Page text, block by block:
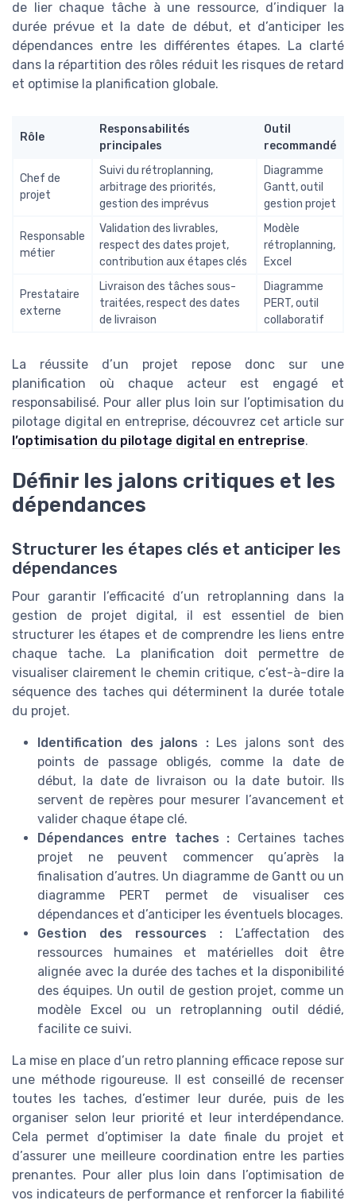
de lier chaque tâche à une ressource, d’indiquer la
durée prévue et la date de début, et d’anticiper les
dépendances entre les différentes étapes. La clarté
dans la répartition des rôles réduit les risques de retard
et optimise la planification globale.
Rôle
Responsabilités
principales
Outil
recommandé
Chef de
projet
Suivi du rétroplanning,
arbitrage des priorités,
gestion des imprévus
Diagramme
Gantt, outil
gestion projet
Responsable
métier
Validation des livrables,
respect des dates projet,
contribution aux étapes clés
Modèle
rétroplanning,
Excel
Prestataire
externe
Livraison des tâches sous-
traitées, respect des dates
de livraison
Diagramme
PERT, outil
collaboratif
La réussite d’un projet repose donc sur une
planification où chaque acteur est engagé et
responsabilisé. Pour aller plus loin sur l’optimisation du
pilotage digital en entreprise, découvrez cet article sur
l’optimisation du pilotage digital en entreprise.
Définir les jalons critiques et les
dépendances
Structurer les étapes clés et anticiper les
dépendances
Pour garantir l’efficacité d’un retroplanning dans la
gestion de projet digital, il est essentiel de bien
structurer les étapes et de comprendre les liens entre
chaque tache. La planification doit permettre de
visualiser clairement le chemin critique, c’est-à-dire la
séquence des taches qui déterminent la durée totale
du projet.
Identification des jalons :Les jalons sont des
points de passage obligés, comme la date de
début, la date de livraison ou la date butoir. Ils
servent de repères pour mesurer l’avancement et
valider chaque étape clé.
Dépendances entre taches : Certaines taches
projet ne peuvent commencer qu’après la
finalisation d’autres. Un diagramme de Gantt ou un
diagramme PERT permet de visualiser ces
dépendances et d’anticiper les éventuels blocages.
Gestion des ressources : L’affectation des
ressources humaines et matérielles doit être
alignée avec la durée des taches et la disponibilité
des équipes. Un outil de gestion projet, comme un
modèle Excel ou un retroplanning outil dédié,
facilite ce suivi.
La mise en place d’un retro planning efficace repose sur
une méthode rigoureuse. Il est conseillé de recenser
toutes les taches, d’estimer leur durée, puis de les
organiser selon leur priorité et leur interdépendance.
Cela permet d’optimiser la date finale du projet et
d’assurer une meilleure coordination entre les parties
prenantes. Pour aller plus loin dans l’optimisation de
vos indicateurs de performance et renforcer la fiabilité